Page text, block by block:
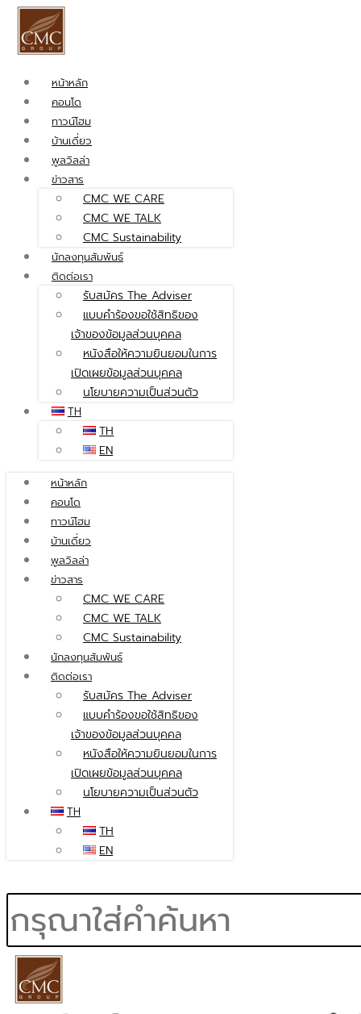
หน้าหลัก
คอนโด
ทาวน์โฮม
บ้านเดี่ยว
พูลวิลล่า
ข่าวสาร
CMC WE CARE
CMC WE TALK
CMC Sustainability
นักลงทุนสัมพันธ์
ติดต่อเรา
รับสมัคร The Adviser
แบบคำร้องขอใช้สิทธิของ
เจ้าของข้อมูลส่วนบุคคล
หนังสือให้ความยินยอมในการ
เปิดเผยข้อมูลส่วนบุคคล
นโยบายความเป็นส่วนตัว
TH
TH
EN
หน้าหลัก
คอนโด
ทาวน์โฮม
บ้านเดี่ยว
พูลวิลล่า
ข่าวสาร
CMC WE CARE
CMC WE TALK
CMC Sustainability
นักลงทุนสัมพันธ์
ติดต่อเรา
รับสมัคร The Adviser
แบบคำร้องขอใช้สิทธิของ
เจ้าของข้อมูลส่วนบุคคล
หนังสือให้ความยินยอมในการ
เปิดเผยข้อมูลส่วนบุคคล
นโยบายความเป็นส่วนตัว
TH
TH
EN